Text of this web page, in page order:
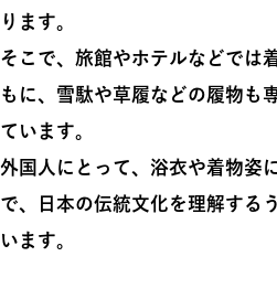
ります。
そこで、旅館やホテルなどでは
もに、雪駄や草履などの履物も
ています。
外国人にとって、浴衣や着物姿
で、日本の伝統文化を理解する
います。